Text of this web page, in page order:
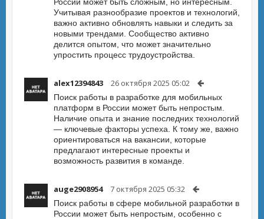
Учитывая разнообразие проектов и технологий,
важно активно обновлять навыки и следить за
новыми трендами. Сообщество активно
делится опытом, что может значительно
упростить процесс трудоустройства.
alex12394843 26 октября 2025 05:02
Поиск работы в разработке для мобильных
платформ в России может быть непростым.
Наличие опыта и знание последних технологий
— ключевые факторы успеха. К тому же, важно
ориентироваться на вакансии, которые
предлагают интересные проекты и
возможность развития в команде.
auge2908954 7 октября 2025 05:32
Поиск работы в сфере мобильной разработки в
России может быть непростым, особенно с